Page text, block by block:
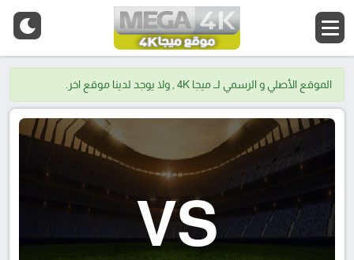
الموقع الأصلي و الرسمي لــ ميجا 4K , ولا يوجد لدينا موقع اخر.
VS